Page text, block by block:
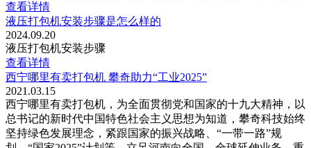
查看详情
液压打包机安装步骤是怎么样的
2024.09.20
液压打包机安装步骤
查看详情
西宁哪里有卖打包机 攀奇助力“工业2025”
2021.03.15
西宁哪里有卖打包机，为全面贯彻党和国家的十九大精神，以
总书记的新时代中国特色社会主义思想为知道，攀奇科技始终
坚持绿色发展理念，紧跟国家的振兴战略、“一带一路”规